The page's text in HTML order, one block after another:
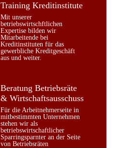
Training Kreditinstitute
Mit unserer
betriebswirtschftlichen
Expertise bilden wir
Mitarbeitende bei
Kreditinstituten für das
gewerbliche Kreditgeschäft
aus und weiter.
Beratung Betriebsräte
& Wirtschaftsausschuss
Für die Arbeitnehmerseite in
mitbestimmten Unternehmen
stehen wir als
betriebswirtschaftlicher
Sparringsparnter an der Seite
von Betriebsräten